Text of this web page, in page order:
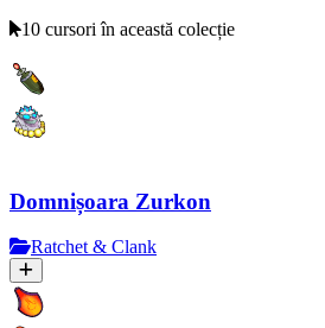
10 cursori în această colecție
Domnișoara Zurkon
Ratchet & Clank